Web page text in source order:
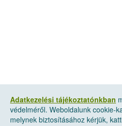
Adatkezelési tájékoztatónkban
védelméről. Weboldalunk cookie-
melynek biztosításához kérjük,